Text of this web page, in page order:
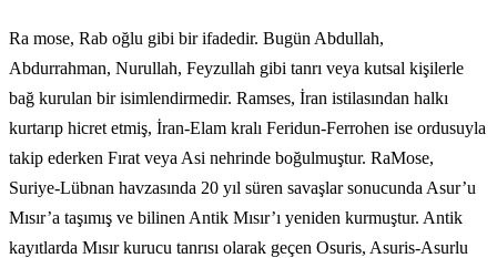
Ra mose, Rab oğlu gibi bir ifadedir. Bugün Abdullah,
Abdurrahman, Nurullah, Feyzullah gibi tanrı veya kutsal kişilerle
bağ kurulan bir isimlendirmedir. Ramses, İran istilasından halkı
kurtarıp hicret etmiş, İran-Elam kralı Feridun-Ferrohen ise ordusuyla
takip ederken Fırat veya Asi nehrinde boğulmuştur. RaMose,
Suriye-Lübnan havzasında 20 yıl süren savaşlar sonucunda Asur’u
Mısır’a taşımış ve bilinen Antik Mısır’ı yeniden kurmuştur. Antik
kayıtlarda Mısır kurucu tanrısı olarak geçen Osuris, Asuris-Asurlu